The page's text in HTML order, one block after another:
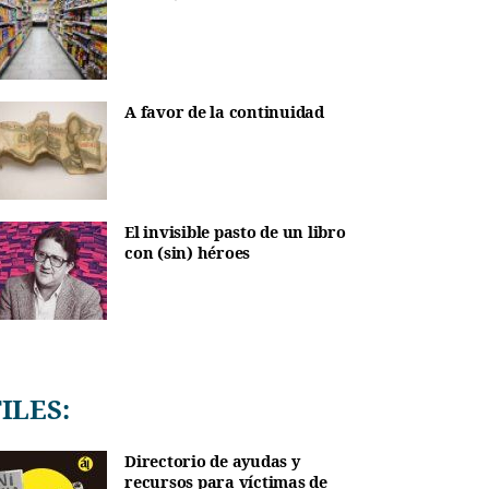
A favor de la continuidad
El invisible pasto de un libro
con (sin) héroes
Directorio de ayudas y
recursos para víctimas de